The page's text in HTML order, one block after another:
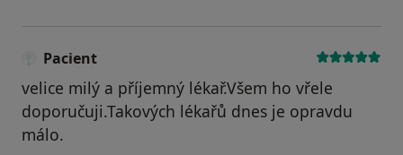
Pacient
velice milý a příjemný lékař.Všem ho vřele
doporučuji.Takových lékařů dnes je opravdu
málo.